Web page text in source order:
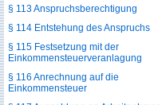
§ 113 Anspruchsberechtigung
§ 114 Entstehung des Anspruchs
§ 115 Festsetzung mit der
Einkommensteuerveranlagung
§ 116 Anrechnung auf die
Einkommensteuer